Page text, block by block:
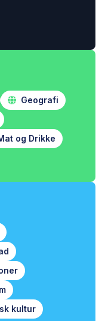
Geografi
og Drikke
kultur